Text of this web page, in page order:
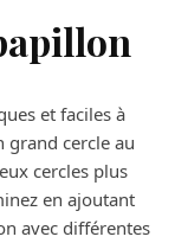
et faciles à
grand cercle au
cercles plus
en ajoutant
avec différentes